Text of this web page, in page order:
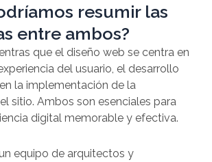
resumir las
entre ambos?
que el diseño web se centra en
del usuario, el desarrollo
la implementación de la
sitio. Ambos son esenciales para
digital memorable y efectiva.
equipo de arquitectos y